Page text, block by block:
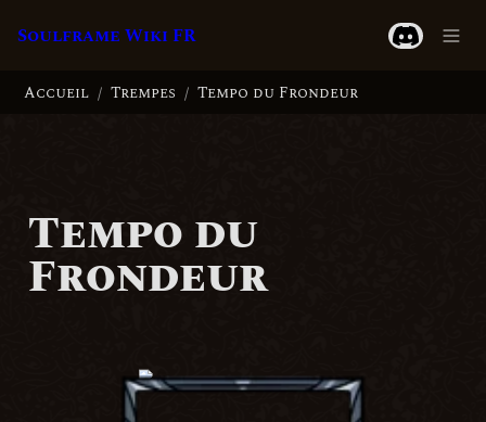
Soulframe Wiki FR
Accueil / Trempes / Tempo du Frondeur
Tempo du
Frondeur